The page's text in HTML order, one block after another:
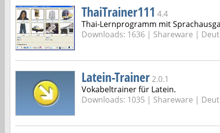
ThaiTrainer111 4.4
Thai-Lernprogramm mit
Downloads: 1636 | Shareware |
Latein-Trainer 2.0.1
Vokabeltrainer für Latein.
Downloads: 1035 | Shareware |